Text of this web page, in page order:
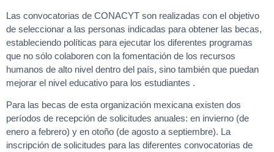
Las convocatorias de CONACYT son realizadas con el objetivo
de seleccionar a las personas indicadas para obtener las becas,
estableciendo políticas para ejecutar los diferentes programas
que no sólo colaboren con la fomentación de los recursos
humanos de alto nivel dentro del país, sino también que puedan
mejorar el nivel educativo para los estudiantes .
Para las becas de esta organización mexicana existen dos
períodos de recepción de solicitudes anuales: en invierno (de
enero a febrero) y en otoño (de agosto a septiembre). La
inscripción de solicitudes para las diferentes convocatorias de